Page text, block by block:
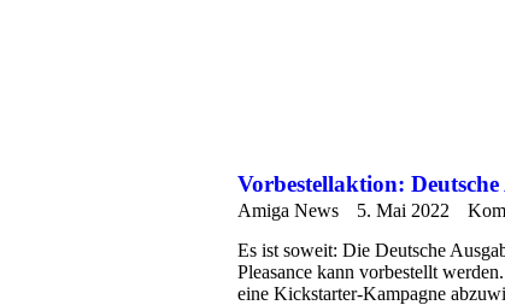
Vorbestellaktion:
Amiga News 5. Mai 2022
Es ist soweit: Die Deutsche
Pleasance kann vorbestellt
eine Kickstarter-Kampagne